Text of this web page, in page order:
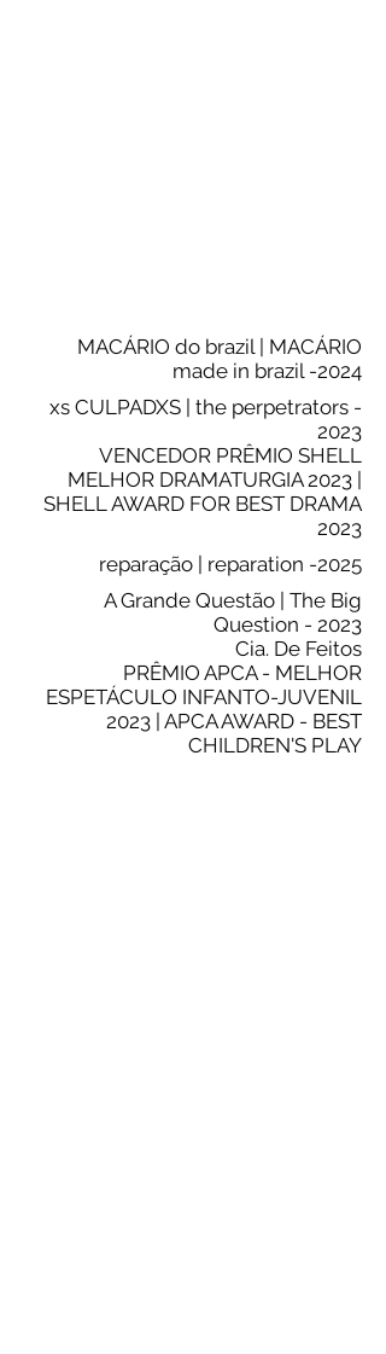
MACÁRIO do brazil | MACÁRIO
made in brazil -2024
xs CULPADXS | the perpetrators -
2023
VENCEDOR PRÊMIO SHELL
MELHOR DRAMATURGIA 2023 |
SHELL AWARD FOR BEST DRAMA
2023
reparação | reparation -2025
A Grande Questão | The Big
Question - 2023
Cia. De Feitos
PRÊMIO APCA - MELHOR
ESPETÁCULO INFANTO-JUVENIL
2023 | APCA AWARD - BEST
CHILDREN'S PLAY